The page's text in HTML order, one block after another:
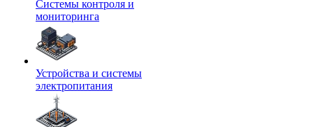
Системы контроля и
мониторинга
Устройства и системы
электропитания